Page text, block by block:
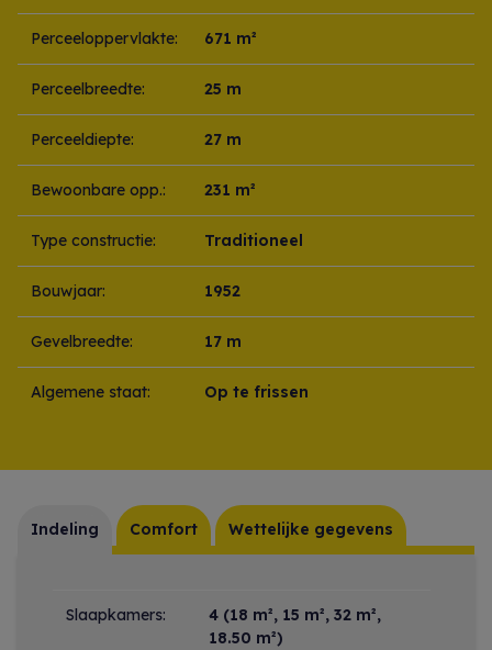
Perceeloppervlakte: 671 m²
Perceelbreedte: 25 m
Perceeldiepte: 27 m
Bewoonbare opp.: 231 m²
Type constructie: Traditioneel
Bouwjaar: 1952
Gevelbreedte: 17 m
Algemene staat: Op te frissen
Indeling Comfort Wettelijke gegevens
Indeling
Slaapkamers: 4 (18 m², 15 m², 32 m²,
18.50 m²)